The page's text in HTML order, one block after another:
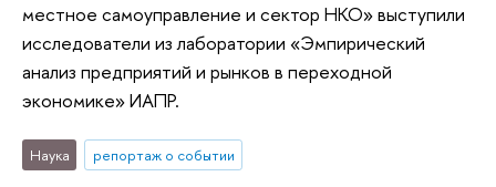
местное самоуправление и сектор НКО» выступили
исследователи из лаборатории «Эмпирический
анализ предприятий и рынков в переходной
экономике» ИАПР.
Наука репортаж о событии